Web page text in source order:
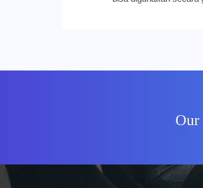
Photo: Google for
lebih mudah untuk
dilakukan nantinya,
tren apa saja yang
Our